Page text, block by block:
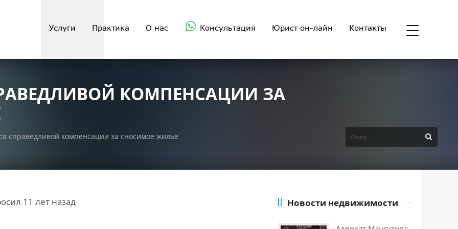
Услуги Практика О нас Консультация Юрист он-лайн Контакты
КОМПЕНСАЦИИ ЗА
справедливой компенсации за сносимое жилье
11 лет назад
Новости недвижимости